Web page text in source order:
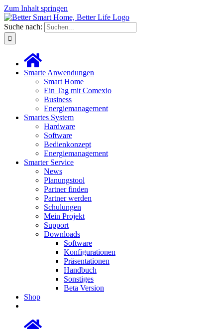
Zum Inhalt springen
Suche nach:
Smarte Anwendungen
Smart Home
Ein Tag mit Comexio
Business
Energiemanagement
Smartes System
Hardware
Software
Bedienkonzept
Energiemanagement
Smarter Service
News
Planungstool
Partner finden
Partner werden
Schulungen
Mein Projekt
Support
Downloads
Software
Konfigurationen
Präsentationen
Handbuch
Sonstiges
Beta Version
Shop